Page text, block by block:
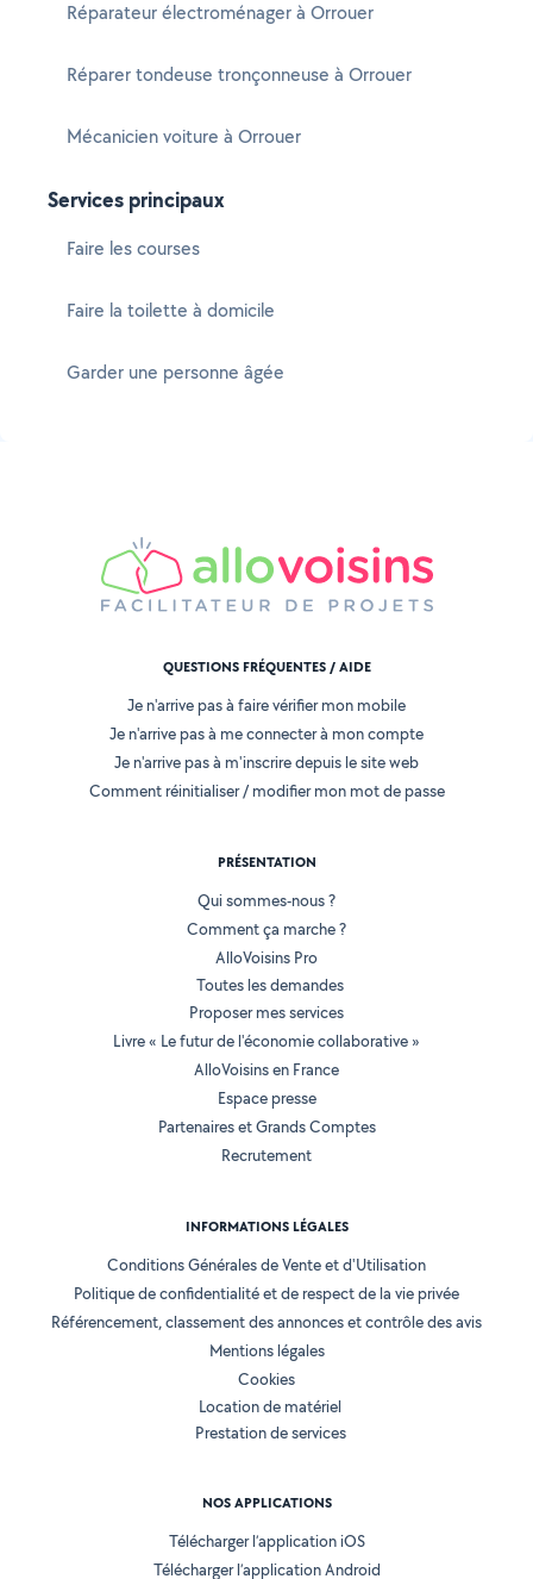
Réparateur électroménager à Orrouer
Réparer tondeuse tronçonneuse à Orrouer
Mécanicien voiture à Orrouer
Services principaux
Faire les courses
Faire la toilette à domicile
Garder une personne âgée
QUESTIONS FRÉQUENTES / AIDE
Je n'arrive pas à faire vérifier mon mobile
Je n'arrive pas à me connecter à mon compte
Je n'arrive pas à m'inscrire depuis le site web
Comment réinitialiser / modifier mon mot de passe
PRÉSENTATION
Qui sommes-nous ?
Comment ça marche ?
AlloVoisins Pro
Toutes les demandes
Proposer mes services
Livre « Le futur de l'économie collaborative »
AlloVoisins en France
Espace presse
Partenaires et Grands Comptes
Recrutement
INFORMATIONS LÉGALES
Conditions Générales de Vente et d'Utilisation
Politique de confidentialité et de respect de la vie privée
Référencement, classement des annonces et contrôle des avis
Mentions légales
Cookies
Location de matériel
Prestation de services
NOS APPLICATIONS
Télécharger l’application iOS
Télécharger l’application Android